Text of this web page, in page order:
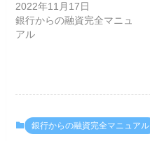
2022年11月17日
銀行からの融資完全マニュ
アル
銀行からの融資完全マニュアル